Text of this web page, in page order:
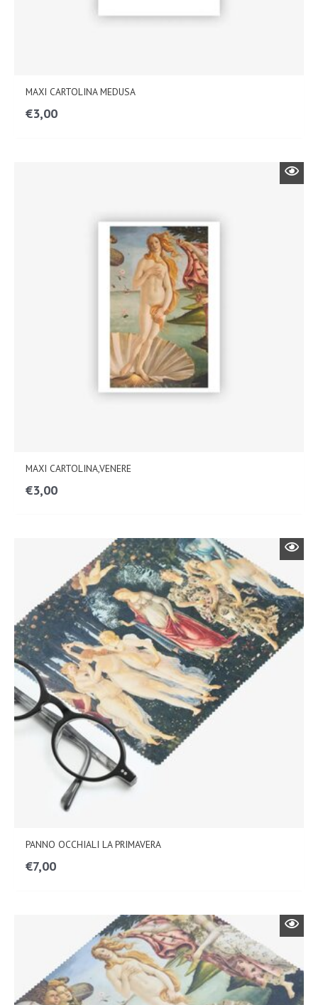
MAXI CARTOLINA MEDUSA
€3,00
MAXI CARTOLINA,VENERE
€3,00
PANNO OCCHIALI LA PRIMAVERA
€7,00